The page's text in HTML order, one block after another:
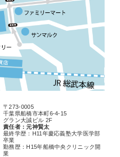
〒273-0005
千葉県船橋市本町6-4-15
グラン大誠ビル 2F
責任者：元神賢太
最終学歴：H11年慶応義塾大学医学部
卒業
勤務歴：H15年船橋中央クリニック開
業